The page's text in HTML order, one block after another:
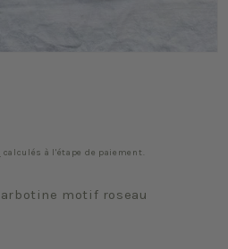
calculés à l'étape de paiement.
motif roseau